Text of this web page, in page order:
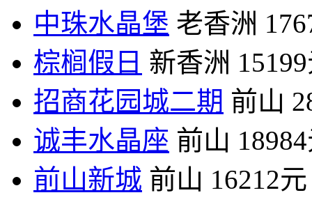
中珠水晶堡 老香洲
棕榈假日 新香洲
招商花园城二期 前山
诚丰水晶座 前山
前山新城 前山 16212元